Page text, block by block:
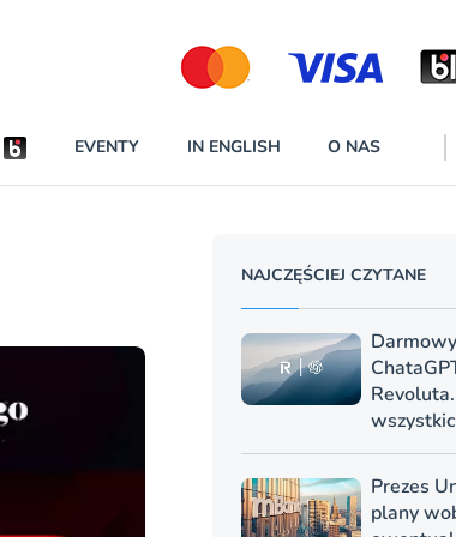
W najniższych planach – Standard i Plus – z usługi
darmo przez trzy miesiące
EVENTY IN ENGLISH O NAS
NAJCZĘŚCIEJ CZYTANE
Prezes
plany